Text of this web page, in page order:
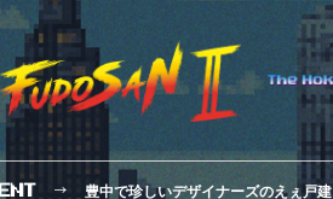
豊中で珍しいデザイナーズのえぇ戸建